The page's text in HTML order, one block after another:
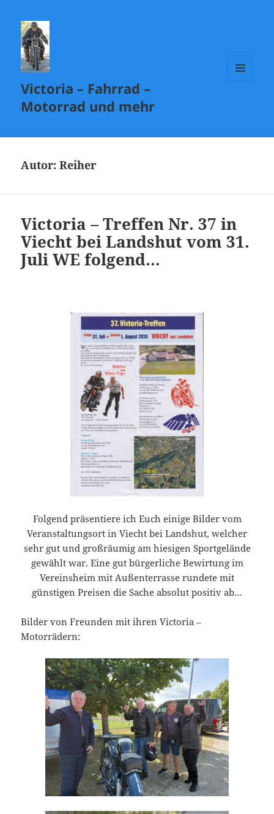
Victoria – Fahrrad –
Motorrad und mehr
Autor:Reiher
Victoria – Treffen Nr. 37 in
Viecht bei Landshut vom 31.
Juli WE folgend…
Folgend präsentiere ich Euch einige Bilder vom
Veranstaltungsort in Viecht bei Landshut, welcher
sehr gut und großräumig am hiesigen Sportgelände
gewählt war. Eine gut bürgerliche Bewirtung im
Vereinsheim mit Außenterrasse rundete mit
günstigen Preisen die Sache absolut positiv ab…
Bilder von Freunden mit ihren Victoria –
Motorrädern: